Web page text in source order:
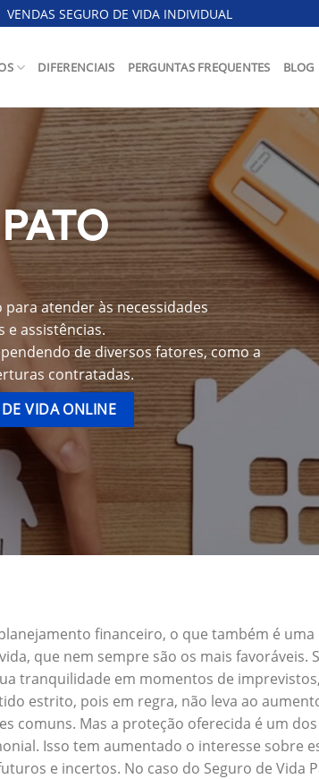
VENDAS SEGURO DE VIDA INDIVIDUAL
DIFERENCIAIS PERGUNTAS FREQUENTES BLOG
atender às necessidades
e assistências.
de diversos fatores, como a
contratadas.
VIDA ONLINE
financeiro, o que também é
que nem sempre são os mais favoráveis.
tranquilidade em momentos de
estrito, pois em regra, não leva ao
comuns. Mas a proteção oferecida é um
Isso tem aumentado o interesse sobre
e incertos. No caso do Seguro de Vida